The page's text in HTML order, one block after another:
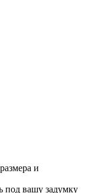
и
под вашу задумку